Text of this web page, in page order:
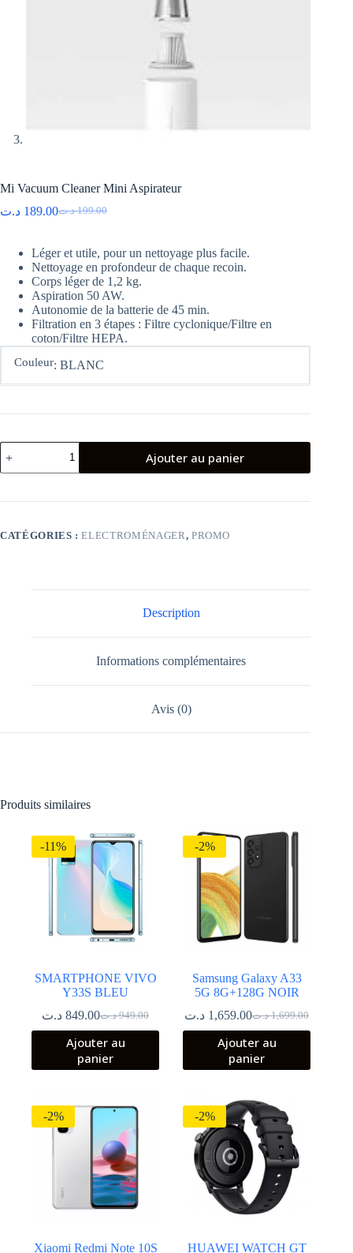
Mi Vacuum Cleaner Mini Aspirateur
199.00 د.تLe
était :
199.00 د.ت.
189.00 د.ت
Le
est :
189.00 د.ت.
Léger et utile, pour un nettoyage plus facile.
Nettoyage en profondeur de chaque recoin.
Corps léger de 1,2 kg.
Aspiration 50 AW.
Autonomie de la batterie de 45 min.
Filtration en 3 étapes : Filtre cyclonique/Filtre en
coton/Filtre HEPA.
Couleur: BLANC
quantité
de
Mi
Cleaner
Aspirateur
Ajouter au panier
CATÉGORIES :ELECTROMÉNAGER, PROMO
Description
Informations complémentaires
Avis (0)
Produits similaires
-11%
SMARTPHONE VIVO
Y33S BLEU
949.00 د.تLe
prix
initial
était :
849.00 د.ت
Le
prix
actuel
est :
Ajouter au
panier
-2%
Samsung Galaxy A33
5G 8G+128G NOIR
1,699.00 د.تLe
prix
initial
était :
1,659.00 د.ت
Le
prix
actuel
est :
Ajouter au
panier
-2%
Xiaomi Redmi Note 10S
-2%
HUAWEI WATCH GT